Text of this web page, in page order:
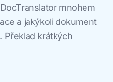
mnohem
a jakýkoli dokument
Překlad krátkých